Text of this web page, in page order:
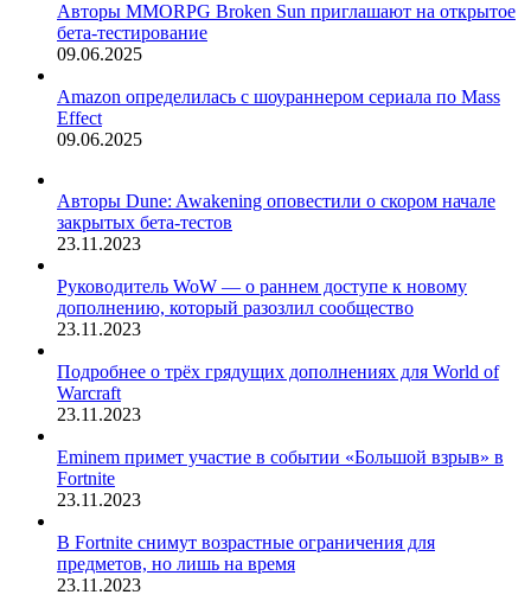
Авторы MMORPG Broken Sun приглашают на открытое
бета-тестирование
09.06.2025
Amazon определилась с шоураннером сериала по Mass
Effect
09.06.2025
Авторы Dune: Awakening оповестили о скором начале
закрытых бета-тестов
23.11.2023
Руководитель WoW — о раннем доступе к новому
дополнению, который разозлил сообщество
23.11.2023
Подробнее о трёх грядущих дополнениях для World of
Warcraft
23.11.2023
Eminem примет участие в событии «Большой взрыв» в
Fortnite
23.11.2023
В Fortnite снимут возрастные ограничения для
предметов, но лишь на время
23.11.2023